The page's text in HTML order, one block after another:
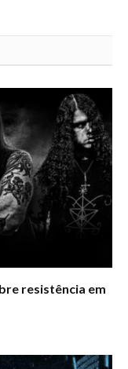
resistência em